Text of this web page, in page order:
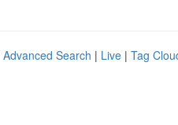
Advanced Search | Live | Tag